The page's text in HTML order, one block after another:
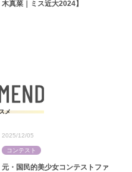
木真菜｜ミス近大2024】
メ
元・国民的美少女コンテストファ
2025/12/05
コンテスト